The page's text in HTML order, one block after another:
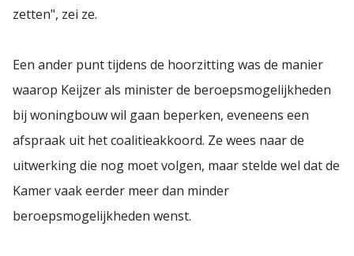
zetten", zei ze.
Een ander punt tijdens de hoorzitting was de manier
waarop Keijzer als minister de beroepsmogelijkheden
bij woningbouw wil gaan beperken, eveneens een
afspraak uit het coalitieakkoord. Ze wees naar de
uitwerking die nog moet volgen, maar stelde wel dat de
Kamer vaak eerder meer dan minder
beroepsmogelijkheden wenst.